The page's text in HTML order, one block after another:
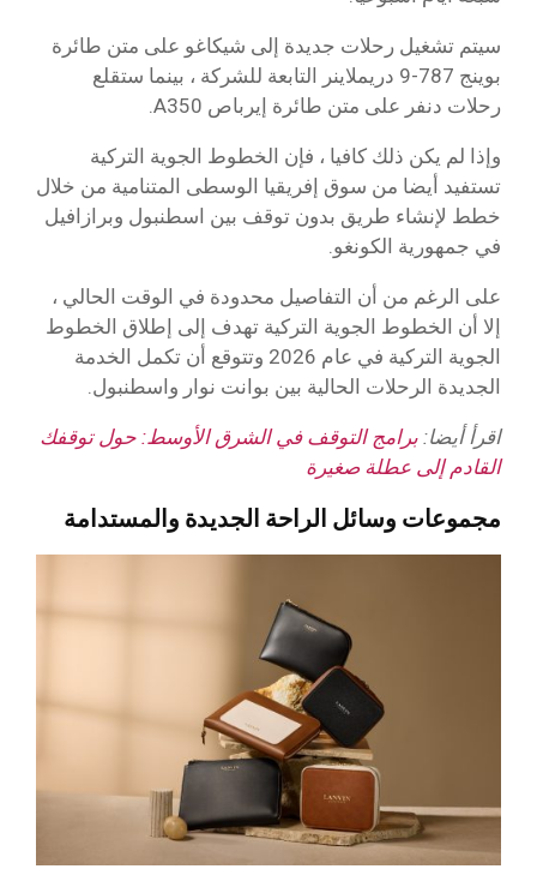
سيتم تشغيل رحلات جديدة إلى شيكاغو على متن طائرة
بوينج 787-9 دريملاينر التابعة للشركة ، بينما ستقلع
رحلات دنفر على متن طائرة إيرباص A350.
وإذا لم يكن ذلك كافيا ، فإن الخطوط الجوية التركية
تستفيد أيضا من سوق إفريقيا الوسطى المتنامية من خلال
خطط لإنشاء طريق بدون توقف بين اسطنبول وبرازافيل
في جمهورية الكونغو.
على الرغم من أن التفاصيل محدودة في الوقت الحالي ،
إلا أن الخطوط الجوية التركية تهدف إلى إطلاق الخطوط
الجوية التركية في عام 2026 وتتوقع أن تكمل الخدمة
الجديدة الرحلات الحالية بين بوانت نوار واسطنبول.
اقرأ أيضا: برامج التوقف في الشرق الأوسط: حول توقفك
القادم إلى عطلة صغيرة
مجموعات وسائل الراحة الجديدة والمستدامة